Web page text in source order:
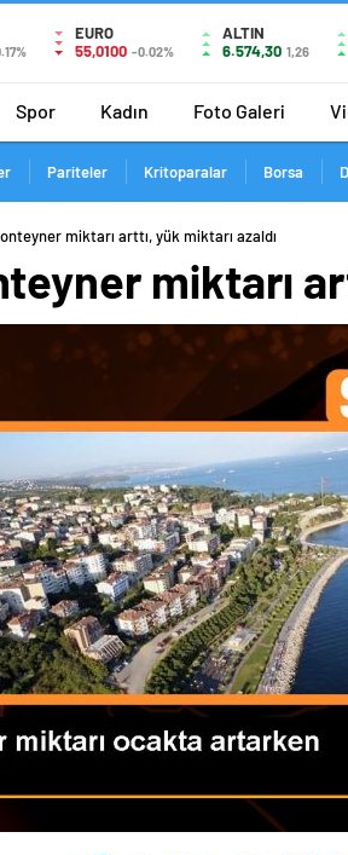
EURO
55,0100 -0.02%
ALTIN
6.574,30 1,26
Spor Kadın Foto Galeri
Pariteler Kritoparalar Borsa
miktarı arttı, yük miktarı azaldı
miktarı